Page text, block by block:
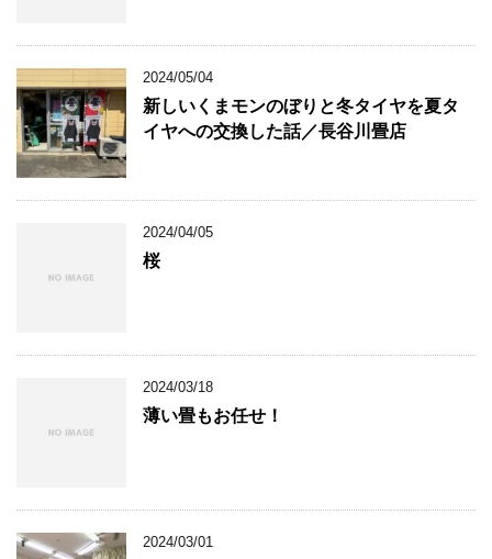
2024/05/04
新しいくまモンのぼりと冬タイヤを夏タ
イヤへの交換した話／長谷川畳店
2024/04/05
桜
2024/03/18
薄い畳もお任せ！
2024/03/01